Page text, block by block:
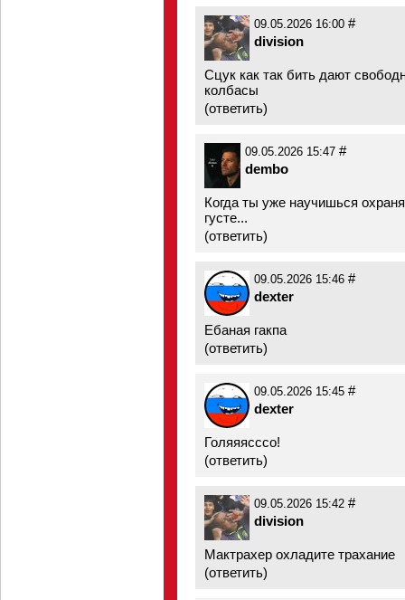
09.05.2026 16:00 #
division
Сцук как так бить дают
колбасы
(ответить)
09.05.2026 15:47 #
dembo
Когда ты уже научишься
густе...
(ответить)
09.05.2026 15:46 #
dexter
Ебаная гакпа
(ответить)
09.05.2026 15:45 #
dexter
Голяяясссо!
(ответить)
09.05.2026 15:42 #
division
Мактрахер охладите трахание
(ответить)